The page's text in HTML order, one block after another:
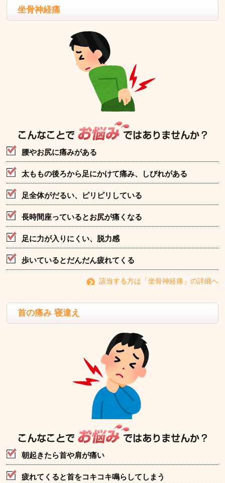
坐骨神経痛
腰やお尻に痛みがある
太ももの後ろから足にかけて痛み、しびれがある
足全体がだるい、ピリピリしている
長時間座っているとお尻が痛くなる
足に力が入りにくい、脱力感
歩いているとだんだん疲れてくる
該当する方は「坐骨神経痛」の詳細へ
首の痛み 寝違え
朝起きたら首や肩が痛い
疲れてくると首をコキコキ鳴らしてしまう